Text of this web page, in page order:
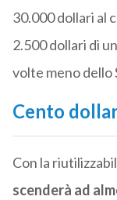
30.000 dollari al
2.500 dollari di
volte meno dello
Cento
Con la
scenderà ad